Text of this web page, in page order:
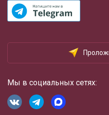
Мы в социальных сетях: